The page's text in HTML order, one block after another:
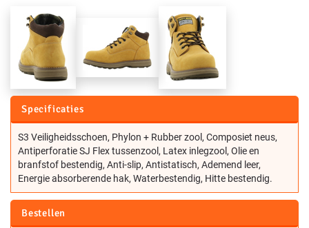
Specificaties
S3 Veiligheidsschoen, Phylon + Rubber zool, Composiet neus,
Antiperforatie SJ Flex tussenzool, Latex inlegzool, Olie en
branfstof bestendig, Anti-slip, Antistatisch, Ademend leer,
Energie absorberende hak, Waterbestendig, Hitte bestendig.
Bestellen